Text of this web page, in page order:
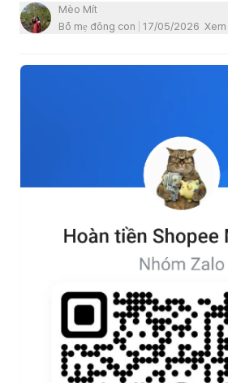
Mèo Mít
Bố mẹ đông con
17/05/2026 Xem